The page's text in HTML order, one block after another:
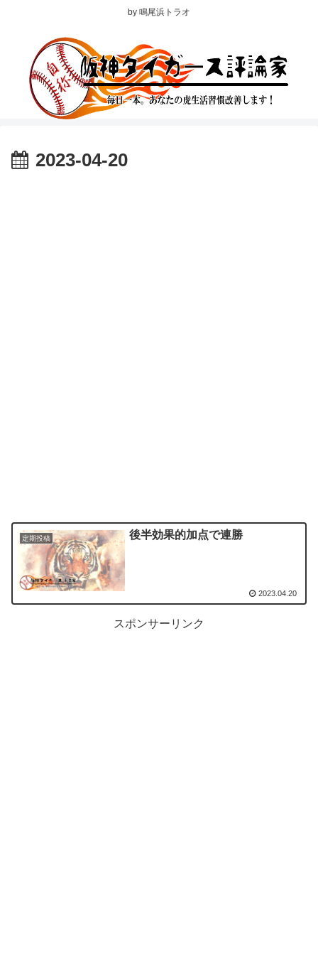
by 鳴尾浜トラオ
2023-04-20
定期投稿 後半効果的加点で連勝
2023.04.20
スポンサーリンク